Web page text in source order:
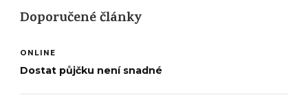
Doporučené články
ONLINE
Dostat půjčku není snadné